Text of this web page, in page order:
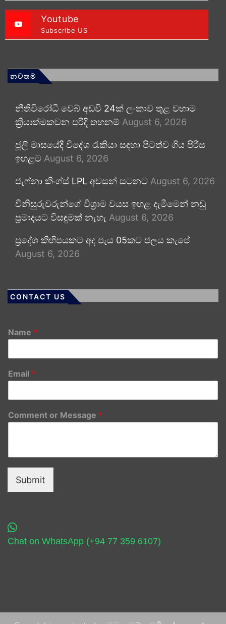
Youtube
Subscribe US
නවතම
නීතිවිරෝධී වෙබ් අඩවි 24ක් ලංකාව තුළ වහාම
ක්‍රියාත්මකවන පරිදි තහනම් August 6, 2026
ජූලි මාසයේදී විදේශ රැකියා සඳහා පිටත්ව ගිය පිරිස
ඉහළට August 6, 2026
ජැෆ්නා කිංග්ස් LPL අවසන් සටනට August 6, 2026
විනිසුරුවරුන්ගේ විශ්‍රාම වයස ඉහළ දැමීමෙන් නඩු
ප්‍රමාදයට විසඳුමක් නැහැ August 6, 2026
ප්‍රදේශ කිහිපයකට අද පැය 05කට ජලය කැපේ
August 6, 2026
CONTACT US
Name *
Email *
Comment or Message *
Submit
Chat on WhatsApp (+94 77 359 6107)